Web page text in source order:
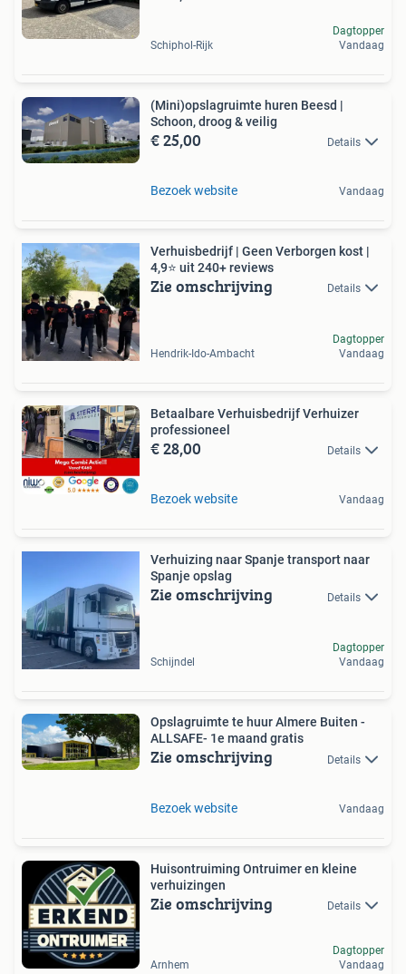
Schiphol-Rijk
Dagtopper
Vandaag
(Mini)opslagruimte huren Beesd |
Schoon, droog & veilig
€ 25,00 Details
Bezoek website Vandaag
Verhuisbedrijf | Geen Verborgen kost |
4,9⭐ uit 240+ reviews
Zie omschrijving Details
Hendrik-Ido-Ambacht
Dagtopper
Vandaag
Betaalbare Verhuisbedrijf Verhuizer
professioneel
€ 28,00 Details
Bezoek website Vandaag
Verhuizing naar Spanje transport naar
Spanje opslag
Zie omschrijving Details
Schijndel
Dagtopper
Vandaag
Opslagruimte te huur Almere Buiten -
ALLSAFE- 1e maand gratis
Zie omschrijving Details
Bezoek website Vandaag
Huisontruiming Ontruimer en kleine
verhuizingen
Zie omschrijving Details
Arnhem
Dagtopper
Vandaag